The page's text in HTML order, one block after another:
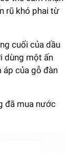
rũ khó phai từ
cuối của dầu
dùng một ấn
áp của gỗ đàn
đã mua nước